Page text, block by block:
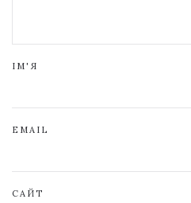
ІМ'Я
EMAIL
САЙТ